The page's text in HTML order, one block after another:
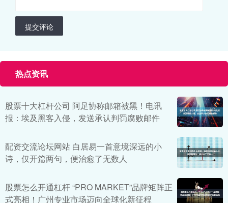
提交评论
热点资讯
股票十大杠杆公司 阿足协称邮箱被黑！电讯
报：埃及黑客入侵，发送承认判罚腐败邮件
配资交流论坛网站 白居易一首意境深远的小
诗，仅开篇两句，便治愈了无数人
股票怎么开通杠杆 “PRO MARKET”品牌矩阵正
式亮相！广州专业市场迈向全球化新征程